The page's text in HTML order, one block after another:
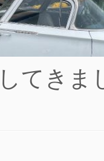
してき